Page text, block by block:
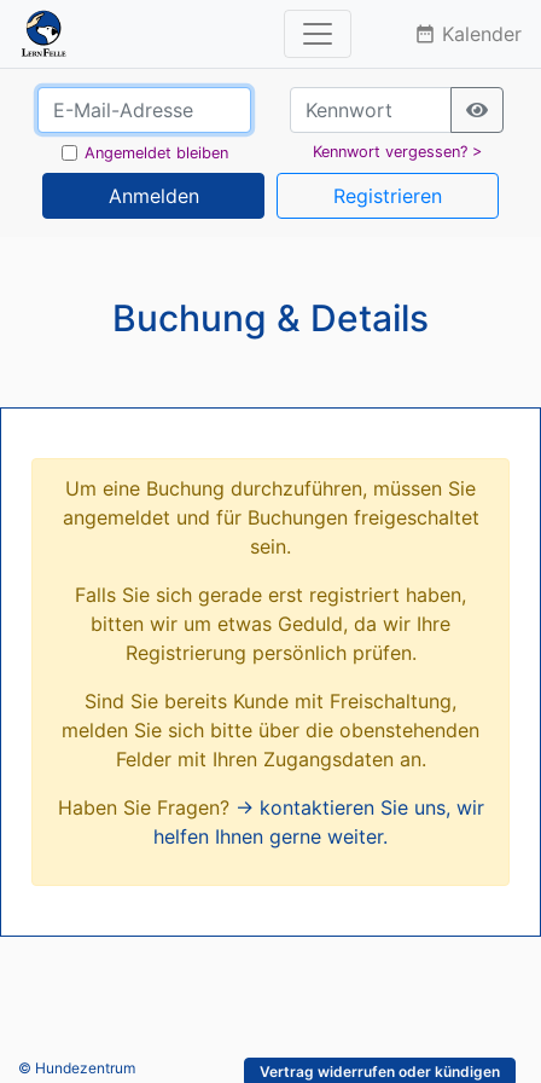
date_range Kalender
Angemeldet bleiben Kennwort vergessen? >
Anmelden Registrieren
Buchung & Details
Um eine Buchung durchzuführen, müssen Sie
angemeldet und für Buchungen freigeschaltet
sein.
Falls Sie sich gerade erst registriert haben,
bitten wir um etwas Geduld, da wir Ihre
Registrierung persönlich prüfen.
Sind Sie bereits Kunde mit Freischaltung,
melden Sie sich bitte über die obenstehenden
Felder mit Ihren Zugangsdaten an.
Haben Sie Fragen? → kontaktieren Sie uns, wir
helfen Ihnen gerne weiter.
© Hundezentrum
Vertrag widerrufen oder kündigen